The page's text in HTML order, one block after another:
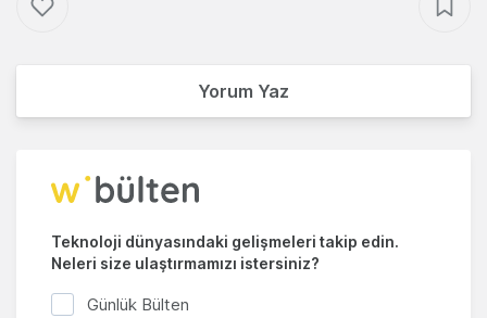
Yorum Yaz
Teknoloji dünyasındaki gelişmeleri takip edin.
Neleri size ulaştırmamızı istersiniz?
Günlük Bülten